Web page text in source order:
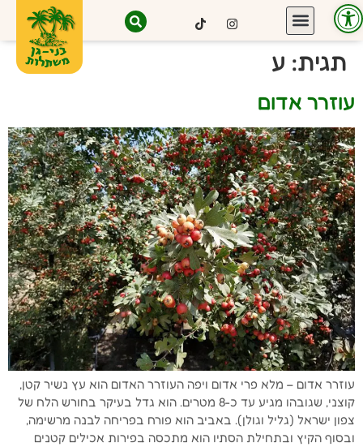
תגית: ע
עוזרר אדום
עוזרר אדום – מלא פרי אדום ויפה העוזרר האדום הוא עץ נשיר קטן,
קוצני, שגובהו מגיע עד כ-8 מטרים. הוא גדל בעיקר בחורש הלח של
צפון ישראל (גליל וגולן). באביב הוא פורח בפריחה לבנה מרשימה,
ובסוף הקיץ ובתחילת הסתיו הוא מתכסה בפירות אכילים קטנים